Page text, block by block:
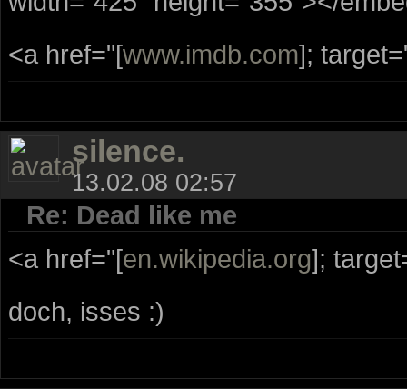
<a href="[www.imdb.com];
silence.
13.02.08 02:57
Re: Dead like me
<a href="[en.wikipedia.org];
doch, isses :)